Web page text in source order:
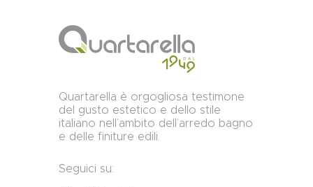
Quartarella è orgogliosa testimone
del gusto estetico e dello stile
italiano nell’ambito dell’arredo bagno
e delle finiture edili.
Seguici su: